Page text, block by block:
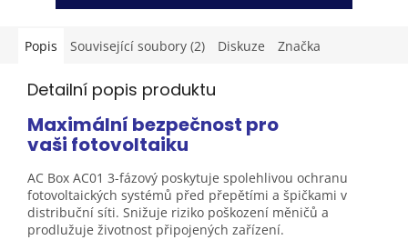
Popis Související soubory (2) Diskuze Značka
Detailní popis produktu
Maximální bezpečnost pro
vaši fotovoltaiku
AC Box AC01 3-fázový poskytuje spolehlivou ochranu
fotovoltaických systémů před přepětími a špičkami v
distribuční síti. Snižuje riziko poškození měničů a
prodlužuje životnost připojených zařízení.